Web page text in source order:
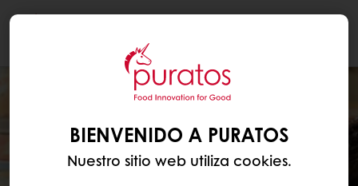
BIENVENIDO A PURATOS
Nuestro sitio web utiliza cookies.